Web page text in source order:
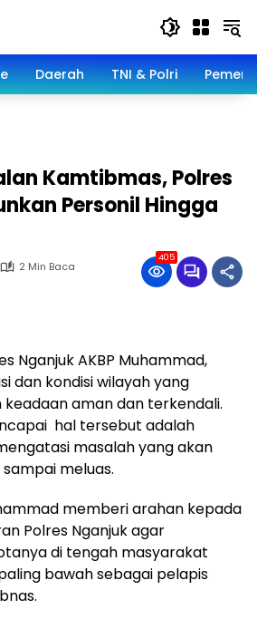
Daerah TNI & Polri
Kamtibmas, Polres
Personil Hingga
2 Min Baca
405
Nganjuk AKBP Muhammad,
dan kondisi wilayah yang
aman dan terkendali.
hal tersebut adalah
masalah yang akan
meluas.
memberi arahan kepada
Polres Nganjuk agar
di tengah masyarakat
bawah sebagai pelapis